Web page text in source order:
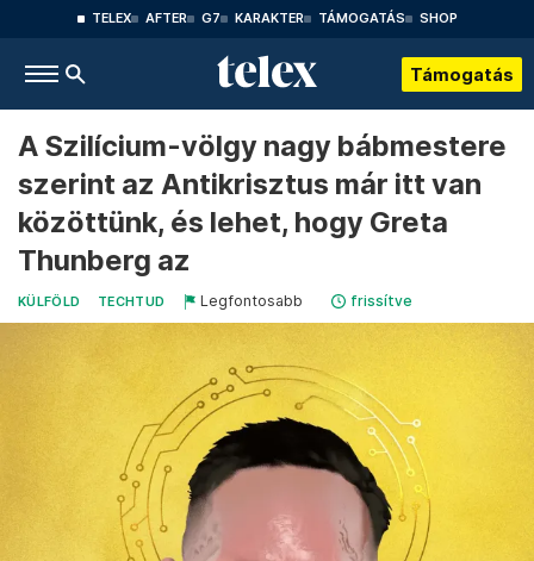
TELEX AFTER G7 KARAKTER TÁMOGATÁS SHOP
Támogatás
A Szilícium-völgy nagy bábmestere
szerint az Antikrisztus már itt van
közöttünk, és lehet, hogy Greta
Thunberg az
KÜLFÖLD TECHTUD Legfontosabb frissítve